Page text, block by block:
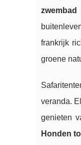
zwembad
frankrijk
groene
veranda.
genieten
Honden